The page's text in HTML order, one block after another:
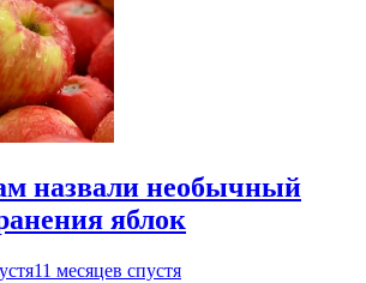
назвали необычный
яблок
11 месяцев спустя